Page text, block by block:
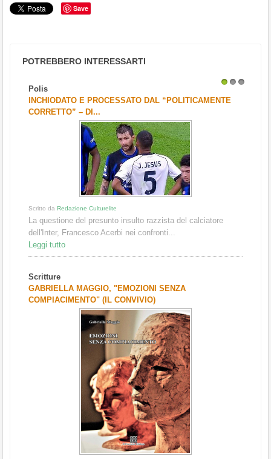
Save
POTREBBERO INTERESSARTI
Polis
INCHIODATO E PROCESSATO DAL “POLITICAMENTE
CORRETTO” – DI...
Scritto da Redazione Culturelite
La questione del presunto insulto razzista del calciatore
dell'Inter, Francesco Acerbi nei confronti...
Leggi tutto
Scritture
GABRIELLA MAGGIO, "EMOZIONI SENZA
COMPIACIMENTO" (IL CONVIVIO)